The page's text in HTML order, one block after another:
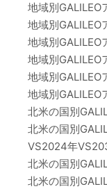
地域別
地域別
地域別
地域別
地域別
地域別
北米の国別
北米の国別
VS2024年
北米の国別
北米の国別